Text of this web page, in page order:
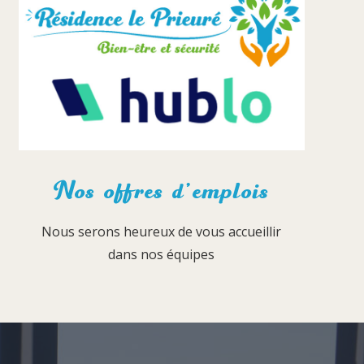
Nos offres d’emplois
Nous serons heureux de vous accueillir
dans nos équipes